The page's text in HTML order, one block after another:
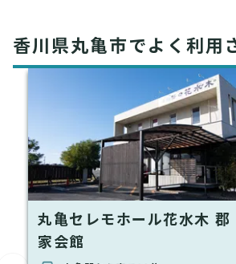
香川県丸亀市でよく利用
丸亀セレモホール花水木 郡
家会館